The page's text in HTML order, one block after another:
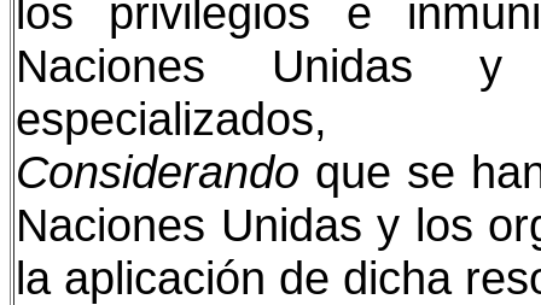
los privilegios e
Naciones Unidas y
especializados,
Considerando que se
Naciones Unidas y los
la aplicación de dicha